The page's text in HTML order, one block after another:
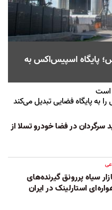
پایگاه اسپیس‌اکس به
است
پایگاه فضایی تبدیل می‌کند
سرگردان در فضا خودرو تسلا از
سیاه پررونق گیرنده‌های
استارلینک در ایران